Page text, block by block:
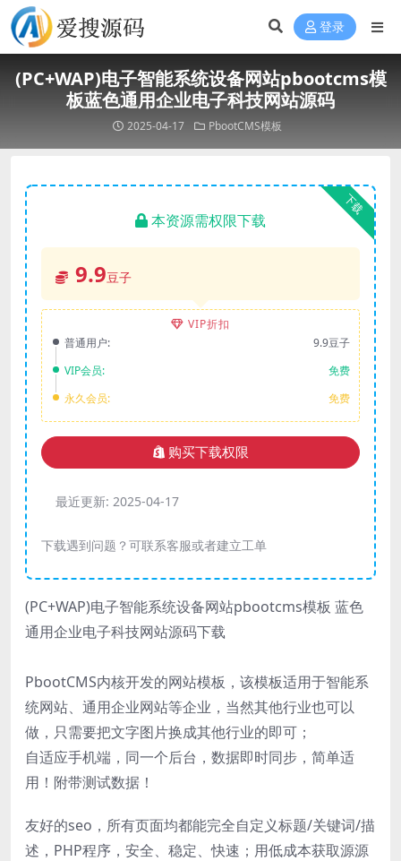
登录
(PC+WAP)电子智能系统设备网站pbootcms模
板蓝色通用企业电子科技网站源码
2025-04-17 PbootCMS模板
下载
本资源需权限下载
9.9豆子
VIP折扣
普通用户:
9.9豆子
VIP会员:
免费
永久会员:
免费
购买下载权限
最近更新: 2025-04-17
下载遇到问题？可联系客服或者建立工单
(PC+WAP)电子智能系统设备网站pbootcms模板 蓝色
通用企业电子科技网站源码下载
PbootCMS内核开发的网站模板，该模板适用于智能系
统网站、通用企业网站等企业，当然其他行业也可以
做，只需要把文字图片换成其他行业的即可；
自适应手机端，同一个后台，数据即时同步，简单适
用！附带测试数据！
友好的seo，所有页面均都能完全自定义标题/关键词/描
述，PHP程序，安全、稳定、快速；用低成本获取源源